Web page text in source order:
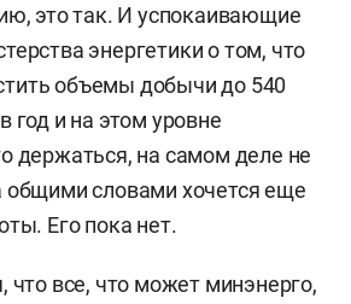
это так. И успокаивающие
энергетики о том, что
объемы добычи до 540
год и на этом уровне
держаться, на самом деле не
общими словами хочется еще
Его пока нет.
что все, что может минэнерго,